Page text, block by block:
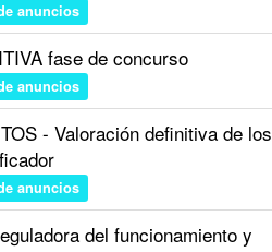
anuncios
fase de concurso
anuncios
- Valoración definitiva de los
anuncios
del funcionamiento y